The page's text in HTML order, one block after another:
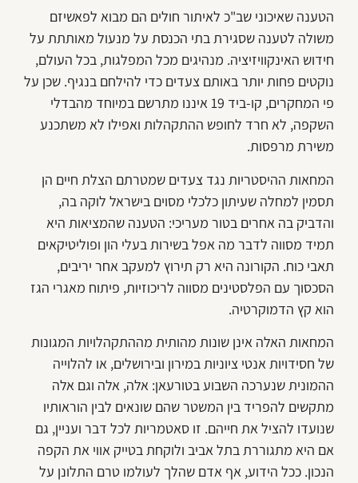
הטענה שאיכוני שב"כ לאיתור חולים הם מבוא לפאשיזם
משולה לטענה שסגירת בתי הכנסת על מנעול מאותתת על
חידוש האינקוויזיציה. מנהיגים מכל המפלגות, בכל העולם,
נוקטים פחות יותר באותם צעדים כדי להילחם בנגיף. שכן על
פי המחקרים, קו-ביד 19 איננו מתרשם במיוחד מהבדלי
השקפה, לא חרד לחופש ההתקהלות ואפילו לא משתכנע
משירת מרפסות.
המחאות ההיסטריות נגד צעדים שמטרתם הצלת חיים הן
תסמין למחלה שעיתון כלכלי מסוים בישראל לוקה בה,
והדביק בה אחרים בטור מעריכי: הטענה שהמציאות היא
תמיד מסווה לדבר מה אפל בשירות בעלי הון ופוליטיקאים
תאבי כוח. הקורונה היא רק תירוץ למעקב אחר יריבים,
הסכסוך עם הפלסטינים מסווה לריכוזיות, פיתוח מאגרי הגז
הוא קץ הדמוקרטיה.
המחאות האלה אינן שונות מהותית מההתקהלויות המגונות
של חסידויות אנטי ציוניות במירון ובירושלים, או להלוייה
ההמונית שנערכה השבוע בטורעאן: אלה, אלה וגם אלה
מתקשים להפריד בין המשטר שהם שונאים לבין הוראותיו
שנועדו להציל את חייהם. זו סאטמריות לכל דבר ועניין, גם
אם היא מתגוררת בתל אביב ולוקחת בטייק אווי את הקפה
הנכון. ככל הידוע, אף אדם שהלך לעולמו טרם התלונן על